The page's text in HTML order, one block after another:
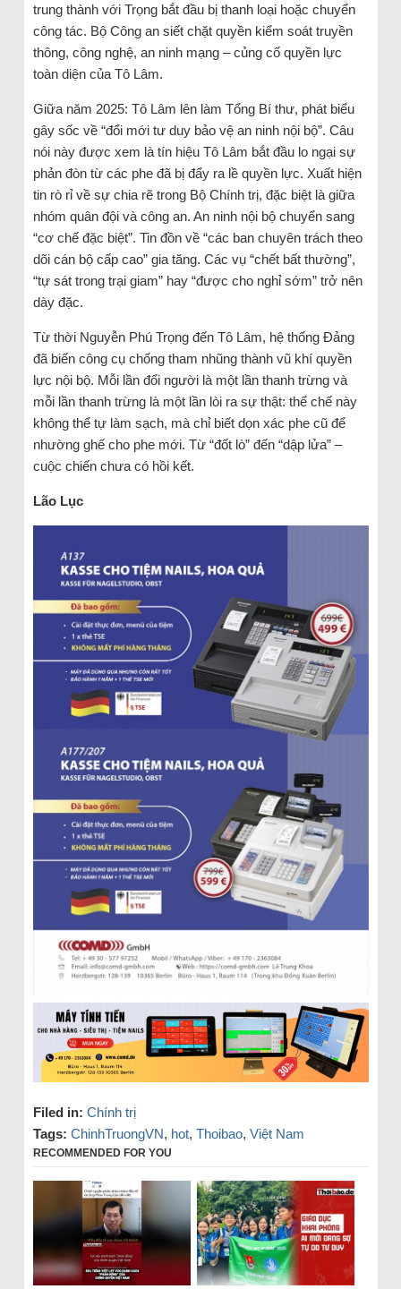
trung thành với Trọng bắt đầu bị thanh loại hoặc chuyển
công tác. Bộ Công an siết chặt quyền kiểm soát truyền
thông, công nghệ, an ninh mạng – củng cố quyền lực
toàn diện của Tô Lâm.
Giữa năm 2025: Tô Lâm lên làm Tổng Bí thư, phát biểu
gây sốc về “đổi mới tư duy bảo vệ an ninh nội bộ”. Câu
nói này được xem là tín hiệu Tô Lâm bắt đầu lo ngại sự
phản đòn từ các phe đã bị đẩy ra lề quyền lực. Xuất hiện
tin rò rỉ về sự chia rẽ trong Bộ Chính trị, đặc biệt là giữa
nhóm quân đội và công an. An ninh nội bộ chuyển sang
“cơ chế đặc biệt”. Tin đồn về “các ban chuyên trách theo
dõi cán bộ cấp cao” gia tăng. Các vụ “chết bất thường”,
“tự sát trong trại giam” hay “được cho nghỉ sớm” trở nên
dày đặc.
Từ thời Nguyễn Phú Trọng đến Tô Lâm, hệ thống Đảng
đã biến công cụ chống tham nhũng thành vũ khí quyền
lực nội bộ. Mỗi lần đổi người là một lần thanh trừng và
mỗi lần thanh trừng là một lần lòi ra sự thật: thể chế này
không thể tự làm sạch, mà chỉ biết dọn xác phe cũ để
nhường ghế cho phe mới. Từ “đốt lò” đến “dập lửa” –
cuộc chiến chưa có hồi kết.
Lão Lục
Filed in: Chính trị
Tags: ChinhTruongVN, hot, Thoibao, Việt Nam
RECOMMENDED FOR YOU